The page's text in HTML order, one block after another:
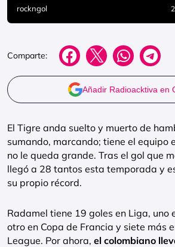
rockngol
Comparte:
Añadir Radioacktiva en
El Tigre anda suelto y muerto de
sumando, marcando; tiene el equipo
no le queda grande. Tras el gol que
llegó a 28 tantos esta temporada y
su propio récord.
Radamel tiene 19 goles en Liga, uno
otro en Copa de Francia y siete más
League. Por ahora, el colombiano